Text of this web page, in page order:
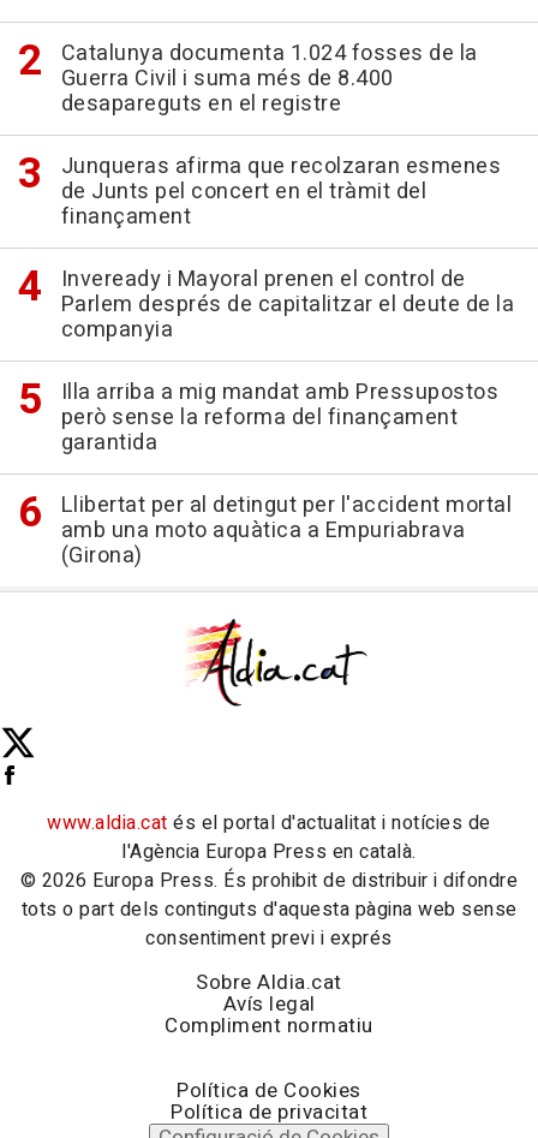
Catalunya documenta 1.024 fosses de la
Guerra Civil i suma més de 8.400
desapareguts en el registre
Junqueras afirma que recolzaran esmenes
de Junts pel concert en el tràmit del
finançament
Inveready i Mayoral prenen el control de
Parlem després de capitalitzar el deute de la
companyia
Illa arriba a mig mandat amb Pressupostos
però sense la reforma del finançament
garantida
Llibertat per al detingut per l'accident mortal
amb una moto aquàtica a Empuriabrava
(Girona)
www.aldia.cat és el portal d'actualitat i notícies de
l'Agència Europa Press en català.
© 2026 Europa Press. És prohibit de distribuir i difondre
tots o part dels continguts d'aquesta pàgina web sense
consentiment previ i exprés
Sobre Aldia.cat
Avís legal
Compliment normatiu
Política de Cookies
Política de privacitat